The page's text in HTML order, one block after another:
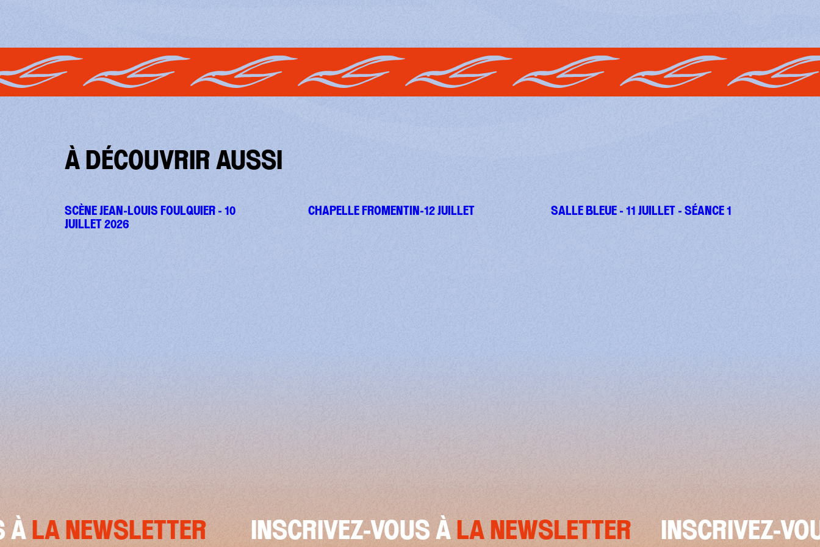
À DÉCOUVRIR AUSSI
SCÈNE JEAN-LOUIS FOULQUIER - 10
JUILLET 2026
CHAPELLE FROMENTIN-12 JUILLET SALLE BLEUE - 11 JUILLET - SÉANCE 1
LA NEWSLETTER INSCRIVEZ-VOUS ÀLA NEWSLETTER INSCRIVEZ-VOUS